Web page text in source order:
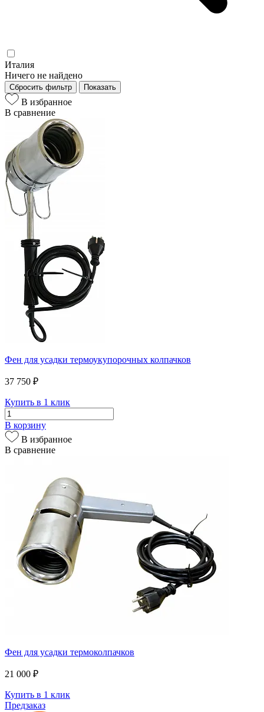
Италия
Ничего не найдено
Сбросить фильтр Показать
В избранное
В сравнение
Фен для усадки термоукупорочных колпачков
37 750 ₽
Купить в 1 клик
В корзину
В избранное
В сравнение
Фен для усадки термоколпачков
21 000 ₽
Купить в 1 клик
Предзаказ